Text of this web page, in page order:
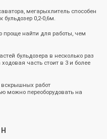
мегарыхлитель способен
бульдозер 0,2-0,6м.
проще найти для работы, чем
бульдозера в несколько раз
часть стоит в 3 и более
работ
можно переоборудовать на